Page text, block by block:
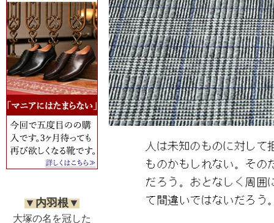
▼内羽根▼
大塚の名を冠した